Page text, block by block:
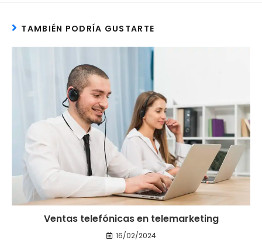
TAMBIÉN PODRÍA GUSTARTE
Ventas telefónicas en telemarketing
16/02/2024